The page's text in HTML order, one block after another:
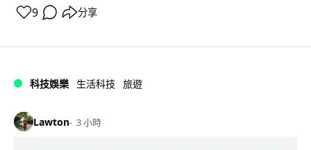
9 分享
科技娛樂 生活科技 旅遊
Lawton 3 小時